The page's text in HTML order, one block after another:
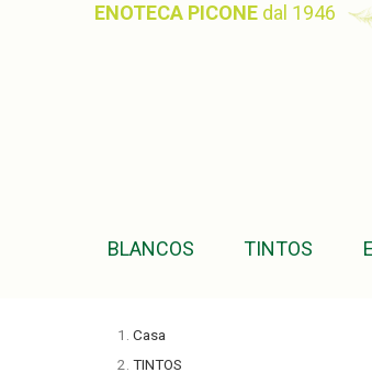
ENOTECA PICONE dal 1946
BLANCOS TINTOS
Casa
TINTOS